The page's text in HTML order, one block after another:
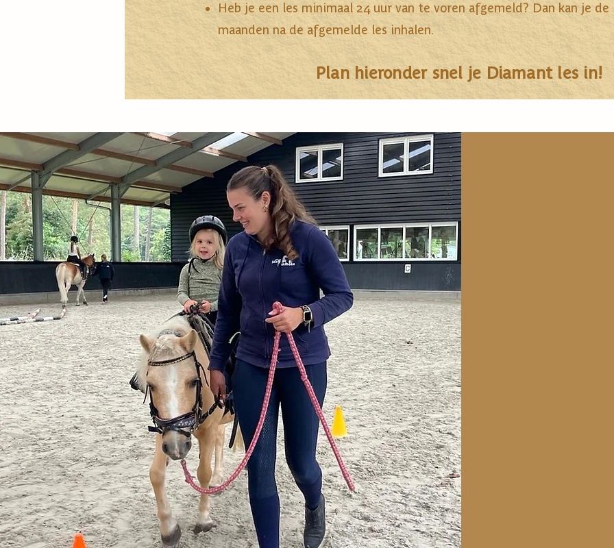
Heb je een les minimaal 24 uur van te voren afgemeld? Dan kan je
maanden na de afgemelde les inhalen.
Plan hieronder snel je Diamant les in!